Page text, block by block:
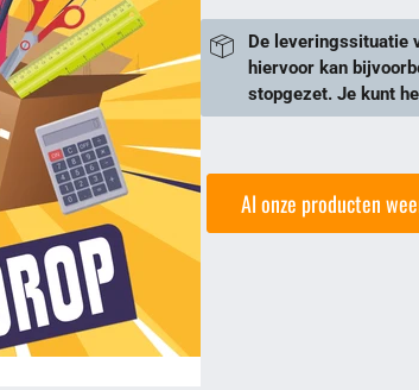
De leveringssituatie
hiervoor kan
stopgezet. Je kunt
Al onze producten